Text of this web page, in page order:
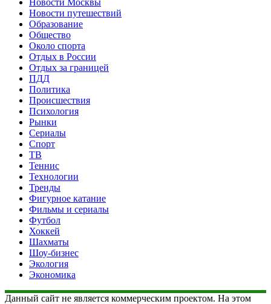
Новости путешествий
Образование
Общество
Около спорта
Отдых в России
Отдых за границей
ПДД
Политика
Происшествия
Психология
Рынки
Сериалы
Спорт
ТВ
Теннис
Технологии
Тренды
Фигурное катание
Фильмы и сериалы
Футбол
Хоккей
Шахматы
Шоу-бизнес
Экология
Экономика
Данный сайт не является коммерческим проектом. На этом